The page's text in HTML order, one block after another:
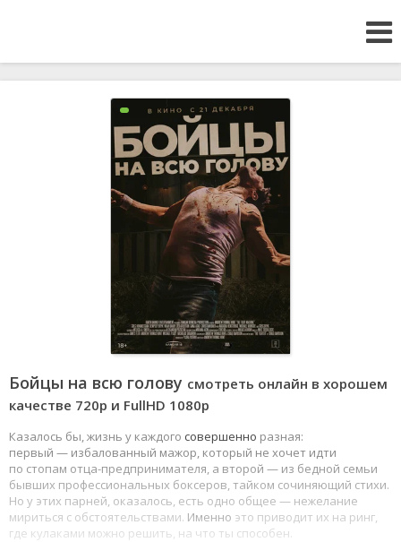
Бойцы на всю голову смотреть онлайн в хорошем
качестве 720p и FullHD 1080р
Казалось бы, жизнь у каждого совершенно разная:
первый — избалованный мажор, который не хочет идти
по стопам отца-предпринимателя, а второй — из бедной семьи
бывших профессиональных боксеров, тайком сочиняющий стихи.
Но у этих парней, оказалось, есть одно общее — нежелание
мириться с обстоятельствами. Именно это приводит их на ринг,
где кулаками можно решить, на что ты способен.